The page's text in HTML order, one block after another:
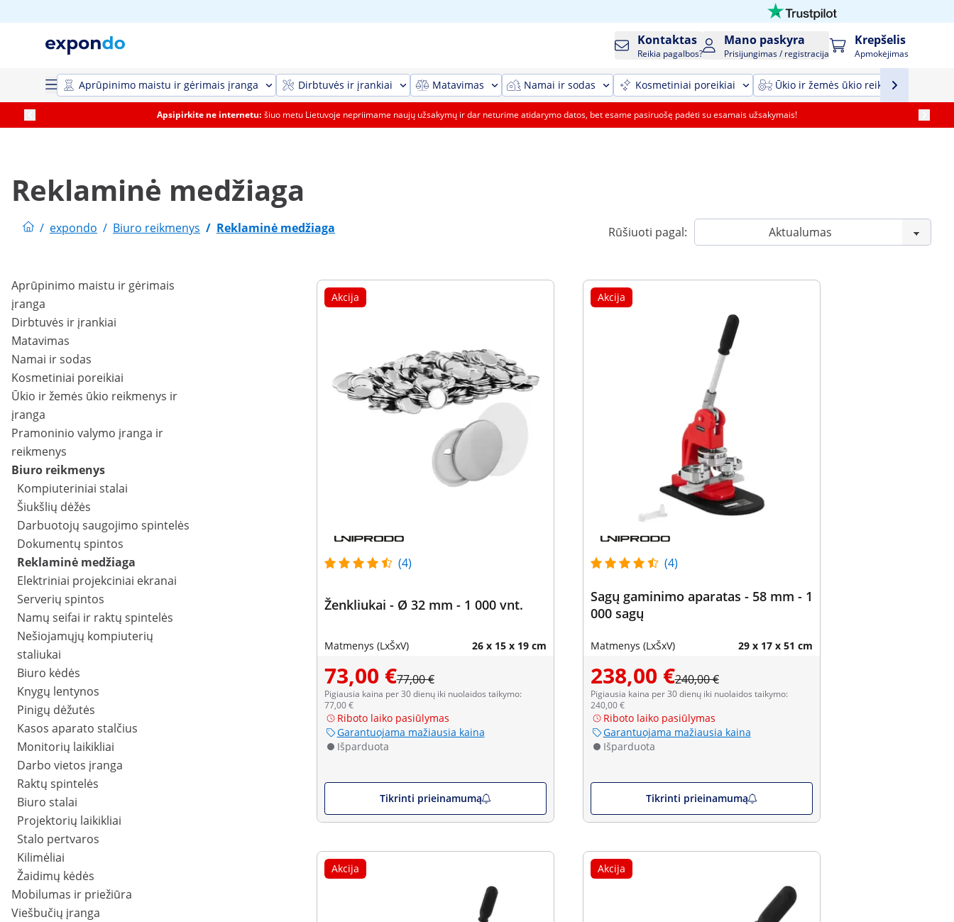
Kontaktas
Reikia pagalbos?
Mano paskyra
Prisijungimas / registracija
Krepšelis
Apmokėjimas
Aprūpinimo maistu ir gėrimais įranga Dirbtuvės ir įrankiai Matavimas Namai ir sodas Kosmetiniai poreikiai Ūkio ir žemės ūkio reikmenys ir
Apsipirkite ne internetu: šiuo metu Lietuvoje nepriimame naujų užsakymų ir dar neturime atidarymo datos, bet esame pasiruošę padėti su esamais užsakymais!
Reklaminė medžiaga
/ expondo / Biuro reikmenys / Reklaminė medžiaga Rūšiuoti pagal:
Aprūpinimo maistu ir gėrimais
įranga
Dirbtuvės ir įrankiai
Matavimas
Namai ir sodas
Kosmetiniai poreikiai
Ūkio ir žemės ūkio reikmenys ir
įranga
Pramoninio valymo įranga ir
reikmenys
Biuro reikmenys
Kompiuteriniai stalai
Šiukšlių dėžės
Darbuotojų saugojimo spintelės
Dokumentų spintos
Reklaminė medžiaga
Elektriniai projekciniai ekranai
Serverių spintos
Namų seifai ir raktų spintelės
Nešiojamųjų kompiuterių
staliukai
Biuro kėdės
Knygų lentynos
Pinigų dėžutės
Kasos aparato stalčius
Monitorių laikikliai
Darbo vietos įranga
Raktų spintelės
Biuro stalai
Projektorių laikikliai
Stalo pertvaros
Kilimėliai
Žaidimų kėdės
Mobilumas ir priežiūra
Viešbučių įranga
Akcija
(4)
Ženkliukai - Ø 32 mm - 1 000 vnt.
Matmenys (LxŠxV) 26 x 15 x 19 cm
73,00 €77,00 €
Pigiausia kaina per 30 dienų iki nuolaidos taikymo:
77,00 €
Riboto laiko pasiūlymas
Garantuojama mažiausia kaina
Išparduota
Tikrinti prieinamumą
Akcija
(4)
Sagų gaminimo aparatas - 58 mm - 1
000 sagų
Matmenys (LxŠxV) 29 x 17 x 51 cm
238,00 €240,00 €
Pigiausia kaina per 30 dienų iki nuolaidos taikymo:
240,00 €
Riboto laiko pasiūlymas
Garantuojama mažiausia kaina
Išparduota
Tikrinti prieinamumą
Akcija Akcija